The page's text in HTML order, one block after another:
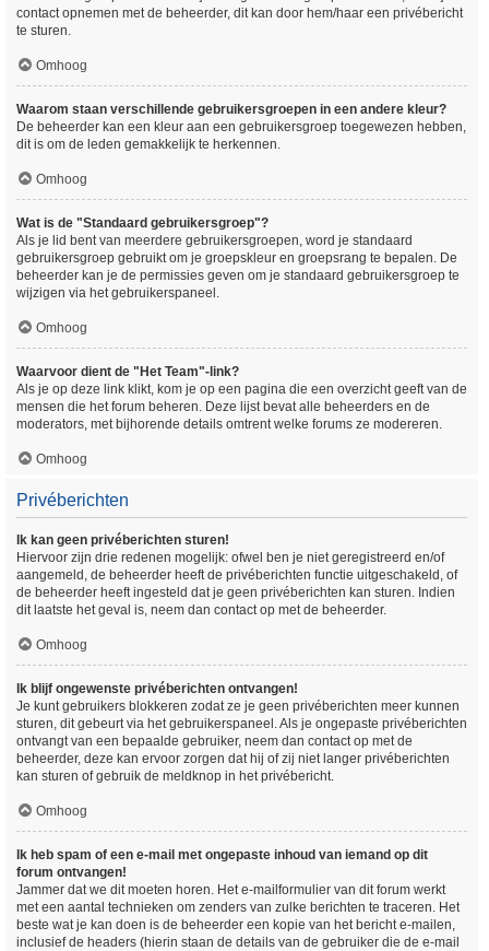
contact opnemen met de beheerder, dit kan door hem/haar een privébericht
te sturen.
Omhoog
Waarom staan verschillende gebruikersgroepen in een andere kleur?
De beheerder kan een kleur aan een gebruikersgroep toegewezen hebben,
dit is om de leden gemakkelijk te herkennen.
Omhoog
Wat is de "Standaard gebruikersgroep"?
Als je lid bent van meerdere gebruikersgroepen, word je standaard
gebruikersgroep gebruikt om je groepskleur en groepsrang te bepalen. De
beheerder kan je de permissies geven om je standaard gebruikersgroep te
wijzigen via het gebruikerspaneel.
Omhoog
Waarvoor dient de "Het Team"-link?
Als je op deze link klikt, kom je op een pagina die een overzicht geeft van de
mensen die het forum beheren. Deze lijst bevat alle beheerders en de
moderators, met bijhorende details omtrent welke forums ze modereren.
Omhoog
Privéberichten
Ik kan geen privéberichten sturen!
Hiervoor zijn drie redenen mogelijk: ofwel ben je niet geregistreerd en/of
aangemeld, de beheerder heeft de privéberichten functie uitgeschakeld, of
de beheerder heeft ingesteld dat je geen privéberichten kan sturen. Indien
dit laatste het geval is, neem dan contact op met de beheerder.
Omhoog
Ik blijf ongewenste privéberichten ontvangen!
Je kunt gebruikers blokkeren zodat ze je geen privéberichten meer kunnen
sturen, dit gebeurt via het gebruikerspaneel. Als je ongepaste privéberichten
ontvangt van een bepaalde gebruiker, neem dan contact op met de
beheerder, deze kan ervoor zorgen dat hij of zij niet langer privéberichten
kan sturen of gebruik de meldknop in het privébericht.
Omhoog
Ik heb spam of een e-mail met ongepaste inhoud van iemand op dit
forum ontvangen!
Jammer dat we dit moeten horen. Het e-mailformulier van dit forum werkt
met een aantal technieken om zenders van zulke berichten te traceren. Het
beste wat je kan doen is de beheerder een kopie van het bericht e-mailen,
inclusief de headers (hierin staan de details van de gebruiker die de e-mail